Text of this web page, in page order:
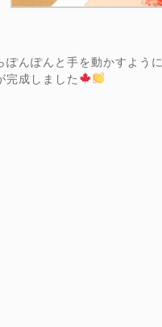
んぽんと手を動かすように
完成しました